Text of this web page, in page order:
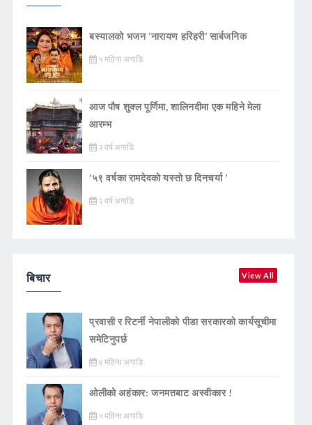
बस्यालको भजन ‘नारायण हरिहरी’ सार्बजनिक
५ महिना अगाडि
आज पौष शुक्ल पूर्णिमा, शालिनदीमा एक महिने मेला
आरम्भ
२ वर्ष अगाडि
‘५९ वर्षका रामदेवकाे यस्ताे छ दिनचर्या ’
२ वर्ष अगाडि
बिचार View All
प्रवासी र रिटर्नी नेपालीको पीडा सरकारको कार्यसूचीमा
समेटिनुपर्छ
४ महिना अगाडि
ओलीको अहंकार: जनमतबाट अस्वीकार !
५ महिना अगाडि